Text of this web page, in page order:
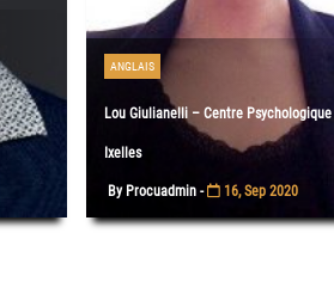
ANGLAIS
Lou Giulianelli – Centre Psychologique
Ixelles
By Procuadmin - 16, Sep 2020